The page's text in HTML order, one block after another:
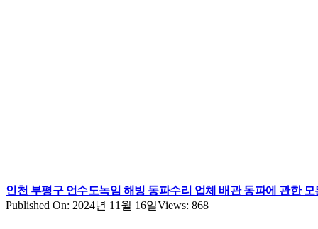
인천 부평구 언수도녹임 해빙 동파수리 업체 배관 동파에 관한 모
Published On: 2024년 11월 16일Views: 868